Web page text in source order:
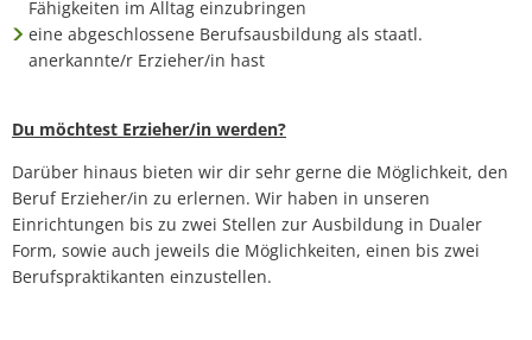
Fähigkeiten im Alltag einzubringen
eine abgeschlossene Berufsausbildung als staatl.
anerkannte/r Erzieher/in hast
Du möchtest Erzieher/in werden?
Darüber hinaus bieten wir dir sehr gerne die Möglichkeit, den
Beruf Erzieher/in zu erlernen. Wir haben in unseren
Einrichtungen bis zu zwei Stellen zur Ausbildung in Dualer
Form, sowie auch jeweils die Möglichkeiten, einen bis zwei
Berufspraktikanten einzustellen.